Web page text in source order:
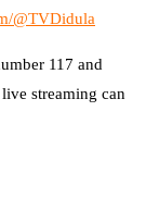
@TVDidula
117 and
streaming can